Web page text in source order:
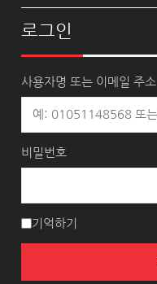
로그인
사용자명 또는 이메일 주소
비밀번호
기억하기